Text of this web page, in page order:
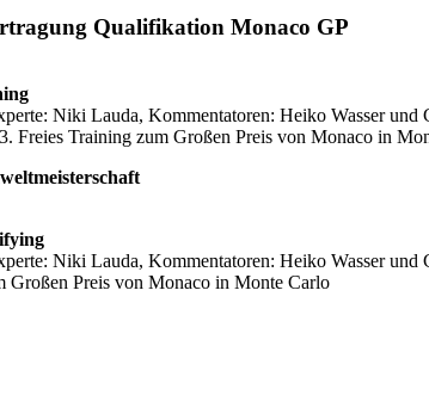
Qualifikation Monaco GP
Niki Lauda, Kommentatoren: Heiko Wasser und
Freies Training zum Großen Preis von Monaco in
Niki Lauda, Kommentatoren: Heiko Wasser und
Großen Preis von Monaco in Monte Carlo